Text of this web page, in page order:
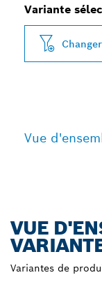
Variante
Vue
VUE
Variantes de